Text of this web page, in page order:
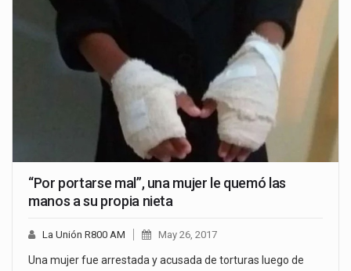
“Por portarse mal”, una mujer le quemó las
manos a su propia nieta
La Unión R800 AM May 26, 2017
Una mujer fue arrestada y acusada de torturas luego de